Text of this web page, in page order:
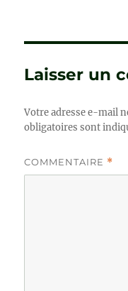
Laisser un
Votre adresse e-mail
obligatoires sont
COMMENTAIRE *